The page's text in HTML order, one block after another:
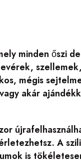
minden őszi
mégis
akár
A
is